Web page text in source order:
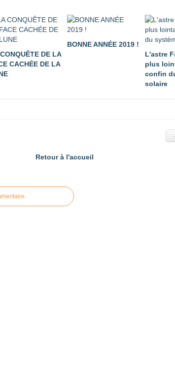
DE LA
CACHÉE DE LA
BONNE ANNÉE 2019 !
L'astre
plus
confin
solaire
Retour à l'accueil